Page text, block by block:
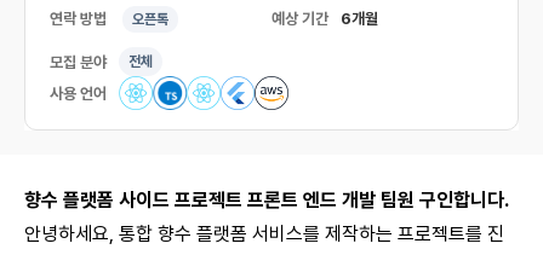
연락 방법 오픈톡 예상 기간 6개월
모집 분야 전체
사용 언어
향수 플랫폼 사이드 프로젝트 프론트 엔드 개발 팀원 구인합니다.
안녕하세요, 통합 향수 플랫폼 서비스를 제작하는 프로젝트를 진